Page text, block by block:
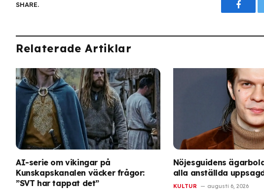
SHARE.
Relaterade Artiklar
AI-serie om vikingar på
Kunskapskanalen väcker frågor:
”SVT har tappat det”
Nöjesguidens
alla anställda
KULTUR augusti 6, 2026